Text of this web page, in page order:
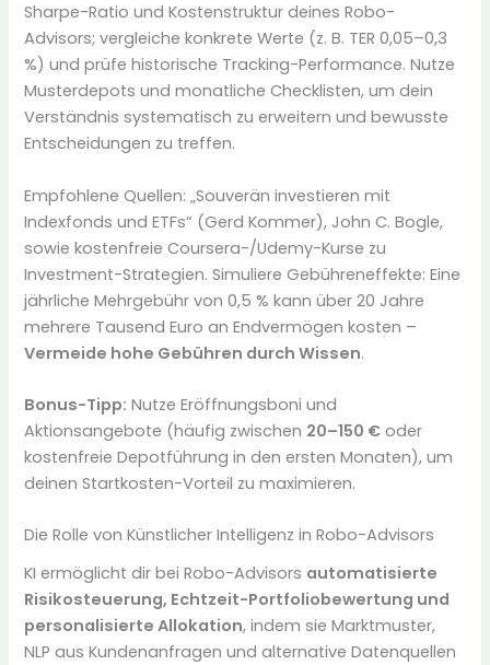
Sharpe-Ratio und Kostenstruktur deines Robo-
Advisors; vergleiche konkrete Werte (z. B. TER 0,05–0,3
%) und prüfe historische Tracking-Performance. Nutze
Musterdepots und monatliche Checklisten, um dein
Verständnis systematisch zu erweitern und bewusste
Entscheidungen zu treffen.
Empfohlene Quellen: „Souverän investieren mit
Indexfonds und ETFs“ (Gerd Kommer), John C. Bogle,
sowie kostenfreie Coursera-/Udemy-Kurse zu
Investment-Strategien. Simuliere Gebühreneffekte: Eine
jährliche Mehrgebühr von 0,5 % kann über 20 Jahre
mehrere Tausend Euro an Endvermögen kosten –
Vermeide hohe Gebühren durch Wissen.
Bonus-Tipp: Nutze Eröffnungsboni und
Aktionsangebote (häufig zwischen 20–150 € oder
kostenfreie Depotführung in den ersten Monaten), um
deinen Startkosten-Vorteil zu maximieren.
Die Rolle von Künstlicher Intelligenz in Robo-Advisors
KI ermöglicht dir bei Robo-Advisors automatisierte
Risikosteuerung, Echtzeit-Portfoliobewertung und
personalisierte Allokation, indem sie Marktmuster,
NLP aus Kundenanfragen und alternative Datenquellen